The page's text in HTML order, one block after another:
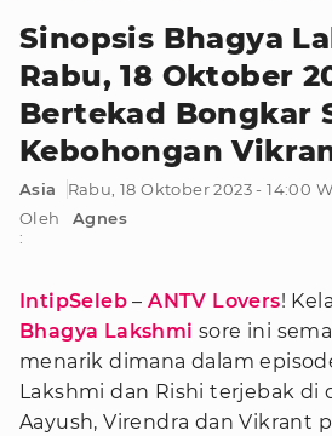
Sinopsis Bhagya
Rabu, 18 Oktober
Bertekad Bongkar
Kebohongan
Asia
Rabu, 18 Oktober 2023 - 14:00
Oleh
:
Agnes
IntipSeleb –ANTV Lovers!
Bhagya Lakshmi sore ini
menarik dimana dalam
Lakshmi dan Rishi terjebak di
Aayush, Virendra dan Vikrant